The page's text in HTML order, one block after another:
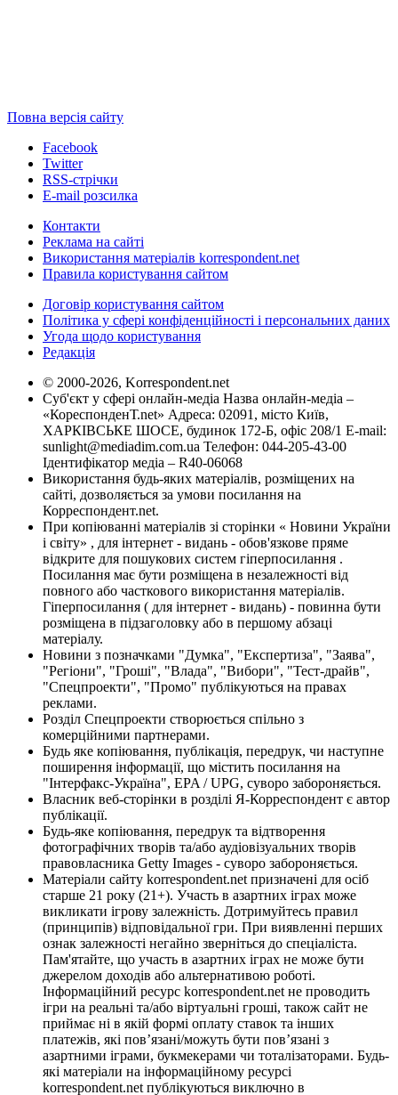
Повна версія сайту
Facebook
Twitter
RSS-стрічки
E-mail розсилка
Контакти
Реклама на сайті
Використання матеріалів korrespondent.net
Правила користування сайтом
Договір користування сайтом
Політика у сфері конфіденційності і персональних даних
Угода щодо користування
Редакція
© 2000-2026, Korrespondent.net
Суб'єкт у сфері онлайн-медіа Назва онлайн-медіа –
«КореспонденТ.net» Адреса: 02091, місто Київ,
ХАРКІВСЬКЕ ШОСЕ, будинок 172-Б, офіс 208/1 E-mail:
sunlight@mediadim.com.ua Телефон: 044-205-43-00
Ідентифікатор медіа – R40-06068
Використання будь-яких матеріалів, розміщених на
сайті, дозволяється за умови посилання на
Корреспондент.net.
При копіюванні матеріалів зі сторінки « Новини України
і світу» , для інтернет - видань - обов'язкове пряме
відкрите для пошукових систем гіперпосилання .
Посилання має бути розміщена в незалежності від
повного або часткового використання матеріалів.
Гіперпосилання ( для інтернет - видань) - повинна бути
розміщена в підзаголовку або в першому абзаці
матеріалу.
Новини з позначками "Думка", "Експертиза", "Заява",
"Регіони", "Гроші", "Влада", "Вибори", "Тест-драйв",
"Спецпроекти", "Промо" публікуються на правах
реклами.
Розділ Спецпроекти створюється спільно з
комерційними партнерами.
Будь яке копіювання, публікація, передрук, чи наступне
поширення інформації, що містить посилання на
"Інтерфакс-Україна", EPA / UPG, суворо забороняється.
Власник веб-сторінки в розділі Я-Корреспондент є автор
публікації.
Будь-яке копіювання, передрук та відтворення
фотографічних творів та/або аудіовізуальних творів
правовласника Getty Images - суворо забороняється.
Матеріали сайту korrespondent.net призначені для осіб
старше 21 року (21+). Участь в азартних іграх може
викликати ігрову залежність. Дотримуйтесь правил
(принципів) відповідальної гри. При виявленні перших
ознак залежності негайно зверніться до спеціаліста.
Пам'ятайте, що участь в азартних іграх не може бути
джерелом доходів або альтернативою роботі.
Інформаційний ресурс korrespondent.net не проводить
ігри на реальні та/або віртуальні гроші, також сайт не
приймає ні в якій формі оплату ставок та інших
платежів, які пов’язані/можуть бути пов’язані з
азартними іграми, букмекерами чи тоталізаторами. Будь-
які матеріали на інформаційному ресурсі
korrespondent.net публікуються виключно в